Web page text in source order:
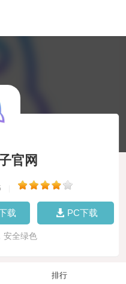
官网
载 PC下载
安全绿色
排行